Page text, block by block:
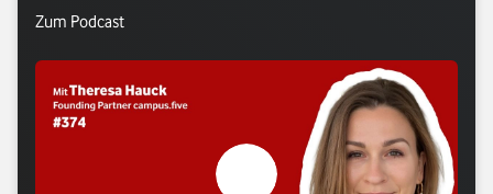
Verlasse Vodafone Webseite: Zum Podcast
Zum Podcast
Verlasse Vodafone Webseite: Zum